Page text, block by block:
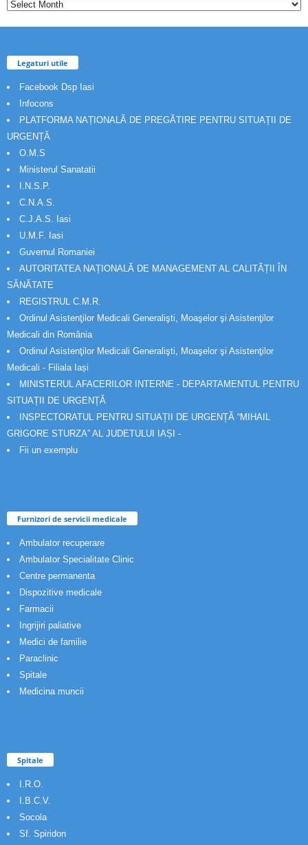
Legaturi utile
Facebook Dsp Iasi
Infocons
PLATFORMA NAȚIONALĂ DE PREGĂTIRE PENTRU SITUAȚII DE
URGENȚĂ
O.M.S
Ministerul Sanatatii
I.N.S.P.
C.N.A.S.
C.J.A.S. Iasi
U.M.F. Iasi
Guvernul Romaniei
AUTORITATEA NAȚIONALĂ DE MANAGEMENT AL CALITĂȚII ÎN
SĂNĂTATE
REGISTRUL C.M.R.
Ordinul Asistenţilor Medicali Generalişti, Moaşelor şi Asistenţilor
Medicali din România
Ordinul Asistenţilor Medicali Generalişti, Moaşelor şi Asistenţilor
Medicali - Filiala Iași
MINISTERUL AFACERILOR INTERNE - DEPARTAMENTUL PENTRU
SITUAȚII DE URGENȚĂ
INSPECTORATUL PENTRU SITUAȚII DE URGENȚĂ “MIHAIL
GRIGORE STURZA” AL JUDETULUI IAȘI -
Fii un exemplu
Furnizori de servicii medicale
Ambulator recuperare
Ambulator Specialitate Clinic
Centre permanenta
Dispozitive medicale
Farmacii
Ingrijiri paliative
Medici de familie
Paraclinic
Spitale
Medicina muncii
Spitale
I.R.O.
I.B.C.V.
Socola
Sf. Spiridon